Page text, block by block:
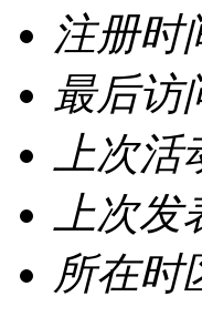
注册时
最后访
上次
上次
所在时